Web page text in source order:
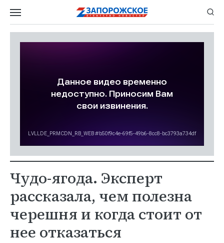
Чудо-ягода. Эксперт
рассказала, чем полезна
черешня и когда стоит от
нее отказаться